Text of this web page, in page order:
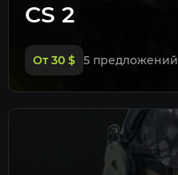
CS 2
От 30 $ 5 предложений